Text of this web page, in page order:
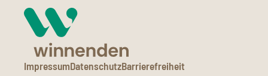
ImpressumDatenschutzBarrierefreiheit